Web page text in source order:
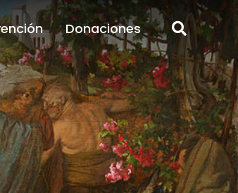
Donaciones
Donaciones